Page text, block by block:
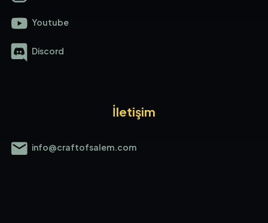
Youtube
Discord
İletişim
info@craftofsalem.com